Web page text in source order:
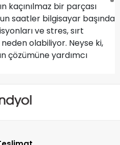
kaçınılmaz bir parçası
saatler bilgisayar başında
ve stres, sırt
olabiliyor. Neyse ki,
çözümüne yardımcı
ağrılarını hafifletmek ve
tasarlanmıştır. Bu